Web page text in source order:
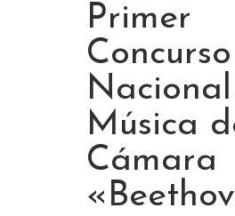
Primer
Concurso
Música
Cámara